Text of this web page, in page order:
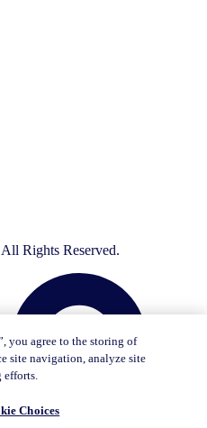
Rights Reserved.
you agree to the storing of
site navigation, analyze site
efforts.
Choices